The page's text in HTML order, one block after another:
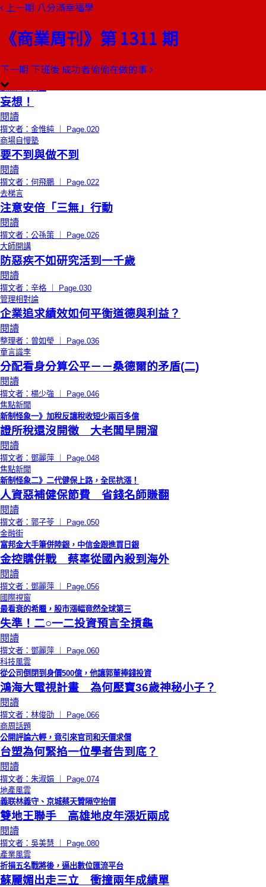
上一期 八分滿幸福學
《商業周刊》第 1311 期
下一期 下班後 成功者偷偷在做的事
本期目錄
限時免費編者的話
像茶壺一樣樂觀的吹口哨
閱讀
撰文者：郭弈伶 ｜ Page.018
創辦人聊天室
妄想！
閱讀
撰文者：金惟純 ｜ Page.020
商場自慢塾
要不到與做不到
閱讀
撰文者：何飛鵬 ｜ Page.022
去梯言
注意安倍「三無」行動
閱讀
撰文者：公孫策 ｜ Page.026
大師開講
防惡疾不如研究活到一千歲
閱讀
撰文者：辛格 ｜ Page.030
管理相對論
企業追求績效如何平衡道德與利益？
閱讀
整理者：曾如瑩 ｜ Page.036
童言識李
分配看身分算公平－－桑德爾的矛盾(二)
閱讀
撰文者：楊少強 ｜ Page.046
焦點新聞
新制怪象一》加稅反讓稅收短少兩百多億
證所稅還沒開徵 大老闆早開溜
閱讀
撰文者：鄧麗萍 ｜ Page.048
焦點新聞
新制怪象二》二代健保上路，全民抗漲！
人資惡補健保節費 省錢名師賺翻
閱讀
撰文者：郭子苓 ｜ Page.050
金融街
富邦金大手筆併陸銀，中信金跟進買日銀
金控購併戰 蔡辜從國內殺到海外
閱讀
撰文者：鄧麗萍 ｜ Page.056
國際視窗
最看衰的希臘，股市漲幅竟然全球第三
失準！二○一二投資預言全摃龜
閱讀
撰文者：鄧麗萍 ｜ Page.060
科技風雲
從公司倒閉到身價500億，他讓郭董捧錢投資
鴻海大電視計畫 為何壓寶36歲神秘小子？
閱讀
撰文者：林俊劭 ｜ Page.066
商周話題
公開評論六輕，竟引來官司和天價求償
台塑為何緊掐一位學者告到底？
閱讀
撰文者：朱淑娟 ｜ Page.074
地產風雲
義联林義守、京城蔡天贊隔空抬價
雙地王聯手 高雄地皮年漲近兩成
閱讀
撰文者：吳美慧 ｜ Page.080
產業風雲
折損五名戰將後，逼出數位匯流平台
蘇麗媚出走三立 衝撞兩年成績單